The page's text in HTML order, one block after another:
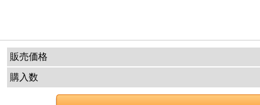
販売価格
購入数